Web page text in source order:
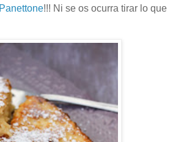
Panettone!!! Ni se os ocurra tirar lo que